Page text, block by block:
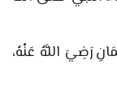
رَضِيَ اللَّهُ عَنْهُ،